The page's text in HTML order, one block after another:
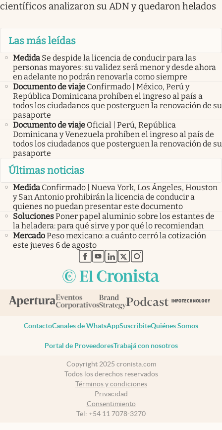
científicos analizaron su ADN y quedaron helados
Las más leídas
Medida Se despide la licencia de conducir para las
personas mayores: su validez será menor y desde ahora
en adelante no podrán renovarla como siempre
Documento de viaje Confirmado | México, Perú y
República Dominicana prohíben el ingreso al país a
todos los ciudadanos que posterguen la renovación de su
pasaporte
Documento de viaje Oficial | Perú, República
Dominicana y Venezuela prohíben el ingreso al país de
todos los ciudadanos que posterguen la renovación de su
pasaporte
Últimas noticias
Medida Confirmado | Nueva York, Los Ángeles, Houston
y San Antonio prohibirán la licencia de conducir a
quienes no puedan presentar este documento
SolucionesPoner papel aluminio sobre los estantes de
la heladera: para qué sirve y por qué lo recomiendan
MercadoPeso mexicano: a cuánto cerró la cotización
este jueves 6 de agosto
abre en nueva pestaña
abre en nueva pestaña
abre en nueva pestaña
abre en nueva pestaña
abre en nueva pestaña
ContactoCanales de WhatsAppSuscribiteQuiénes Somos
Portal de ProveedoresTrabajá con nosotros
Copyright 2025 cronista.com
Todos los derechos reservados
Términos y condiciones
Privacidad
Consentimiento
Tel: +54 11 7078-3270